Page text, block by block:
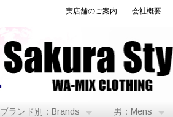
実店舗のご案内 会社概要
ブランド別：Brands 男：Mens